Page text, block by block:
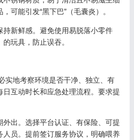
可能引发“黑下巴”（毛囊炎）。
持新鲜感。避免使用易脱落小零件
的玩具，防止误吞。
实地考察环境是否干净、独立、有
日互动时长和应急处理流程。要求提
外出。选择平台认证、有保险、可提
人员。提前签订服务协议，明确喂养